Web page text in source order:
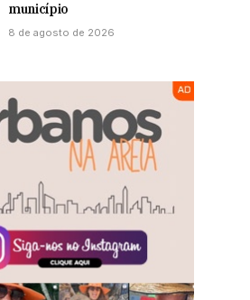
município
8 de agosto de 2026